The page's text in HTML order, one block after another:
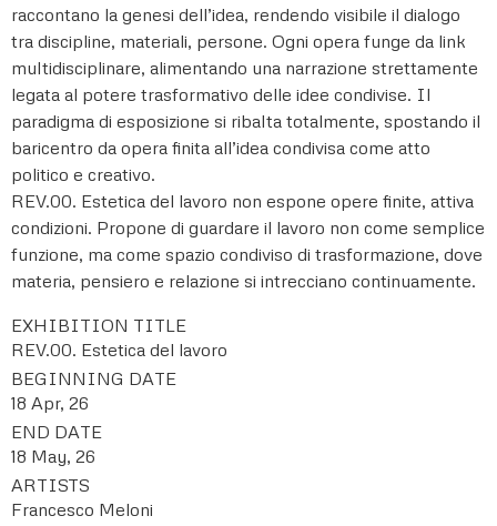
raccontano la genesi dell’idea, rendendo visibile il dialogo
tra discipline, materiali, persone. Ogni opera funge da link
multidisciplinare, alimentando una narrazione strettamente
legata al potere trasformativo delle idee condivise. Il
paradigma di esposizione si ribalta totalmente, spostando il
baricentro da opera finita all’idea condivisa come atto
politico e creativo.
REV.00. Estetica del lavoro non espone opere finite, attiva
condizioni. Propone di guardare il lavoro non come semplice
funzione, ma come spazio condiviso di trasformazione, dove
materia, pensiero e relazione si intrecciano continuamente.
EXHIBITION TITLE
REV.00. Estetica del lavoro
BEGINNING DATE
18 Apr, 26
END DATE
18 May, 26
ARTISTS
Francesco Meloni